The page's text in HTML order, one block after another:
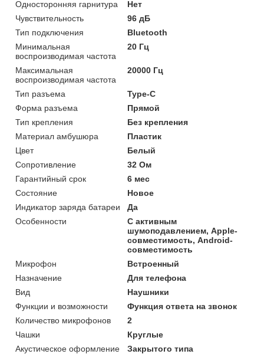
Односторонняя гарнитура
Нет
Чувствительность
96 дБ
Тип подключения
Bluetooth
Минимальная
воспроизводимая частота
20 Гц
Максимальная
воспроизводимая частота
20000 Гц
Тип разъема
Type-C
Форма разъема
Прямой
Тип крепления
Без крепления
Материал амбушюра
Пластик
Цвет
Белый
Сопротивление
32 Ом
Гарантийный срок
6 мес
Состояние
Новое
Индикатор заряда батареи
Да
Особенности
С активным
шумоподавлением, Apple-
совместимость, Android-
совместимость
Микрофон
Встроенный
Назначение
Для телефона
Вид
Наушники
Функции и возможности
Функция ответа на звонок
Количество микрофонов
2
Чашки
Круглые
Акустическое оформление
Закрытого типа